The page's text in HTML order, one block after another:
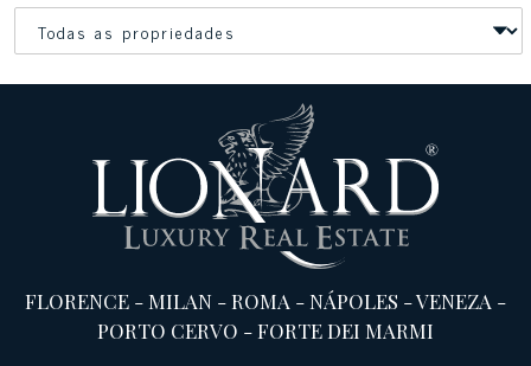
FLORENCE -MILAN -ROMA -NÁPOLES -VENEZA -
PORTO CERVO -FORTE DEI MARMI